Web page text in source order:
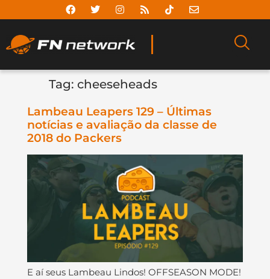
Tag: cheeseheads
Lambeau Leapers 129 – Últimas
notícias e avaliação da classe de
2018 do Packers
E aí seus Lambeau Lindos! OFFSEASON MODE!